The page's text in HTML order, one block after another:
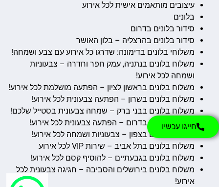
חייגו עכשיו
עיצובים מותאמים אישית לכל אירוע
בלונים
סידור בלונים בדרום
סידור בלונים בהרצליה – בלון האושר
משלוחי בלונים בדימונה: שדרגו כל אירוע עם צבע ושמחה!
משלוח בלונים בנתניה, עמק חפר וחדרה – צבעוניות
ושמחה לכל אירוע!
משלוח בלונים בראשון לציון – הפתעה מושלמת לכל אירוע!
משלוח בלונים בשרון – הפתעה צבעונית לכל אירוע!
משלוח בלונים בבני ברק – שמחה צבעונית בסטייל שלכם!
משלוח בלונים בדרום – הפתעה צבעונית לכל אירוע!
משלוח בלונים בצפון – צבעוניות ושמחה לכל אירוע!
משלוח בלונים בתל אביב – שירות VIP לכל אירוע
משלוח בלונים בגבעתיים – להוסיף קסם לכל אירוע!
משלוח בלונים בירושלים והסביבה – חגיגה צבעונית לכל
אירוע!